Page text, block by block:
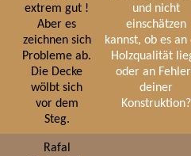
extrem gut !
Aber es
zeichnen sich
Probleme ab.
Die Decke
wölbt sich
vor dem
Steg.
und nicht
einschätzen
kannst, ob es an
Holzqualität
oder an
deiner
Konstruktion?
Rafal